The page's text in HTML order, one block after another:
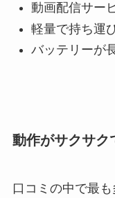
動画配信サー
軽量で持ち運
バッテリーが
動作がサクサク
口コミの中で最